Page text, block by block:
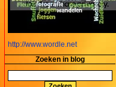
http://www.wordle.net
Zoeken in blog